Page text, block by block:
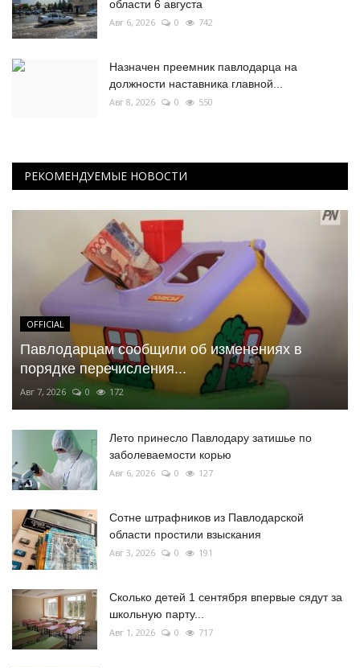
области 6 августа
Авг 6, 2026 0 742
Назначен преемник павлодарца на
должности наставника главной...
Авг 8, 2026 0 550
РЕКОМЕНДУЕМЫЕ НОВОСТИ
OFFICIAL
Павлодарцам сообщили об изменениях в
порядке перечисления...
Авг 7, 2026 0 172
Лето принесло Павлодару затишье по
заболеваемости корью
Авг 6, 2026 0 127
Сотне штрафников из Павлодарской
области простили взыскания
Авг 3, 2026 0 191
Сколько детей 1 сентября впервые сядут за
школьную парту...
Авг 1, 2026 0 717